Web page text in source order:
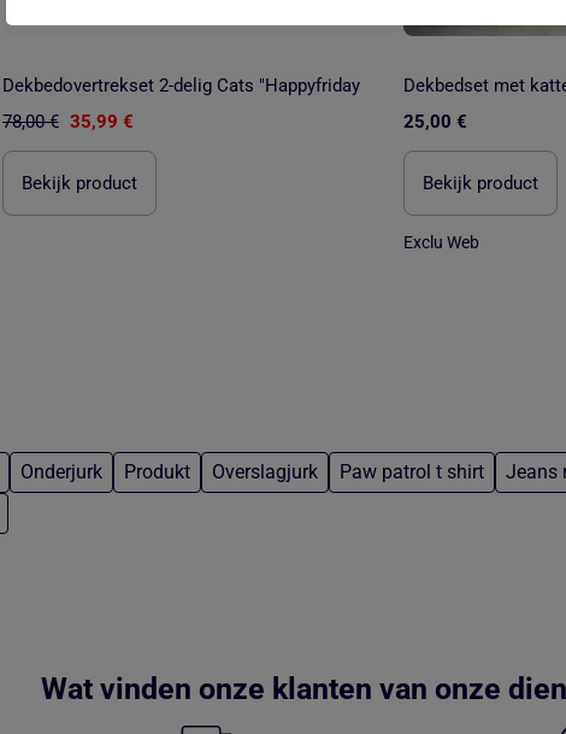
Dekbedovertrekset 2-delig Cats "Happyfriday
78,00 € 35,99 €
Bekijk product
Dekbedset met
25,00 €
Bekijk product
Exclu Web
Onderjurk Produkt Overslagjurk Paw patrol t shirt Jeans
Wat vinden onze klanten van onze